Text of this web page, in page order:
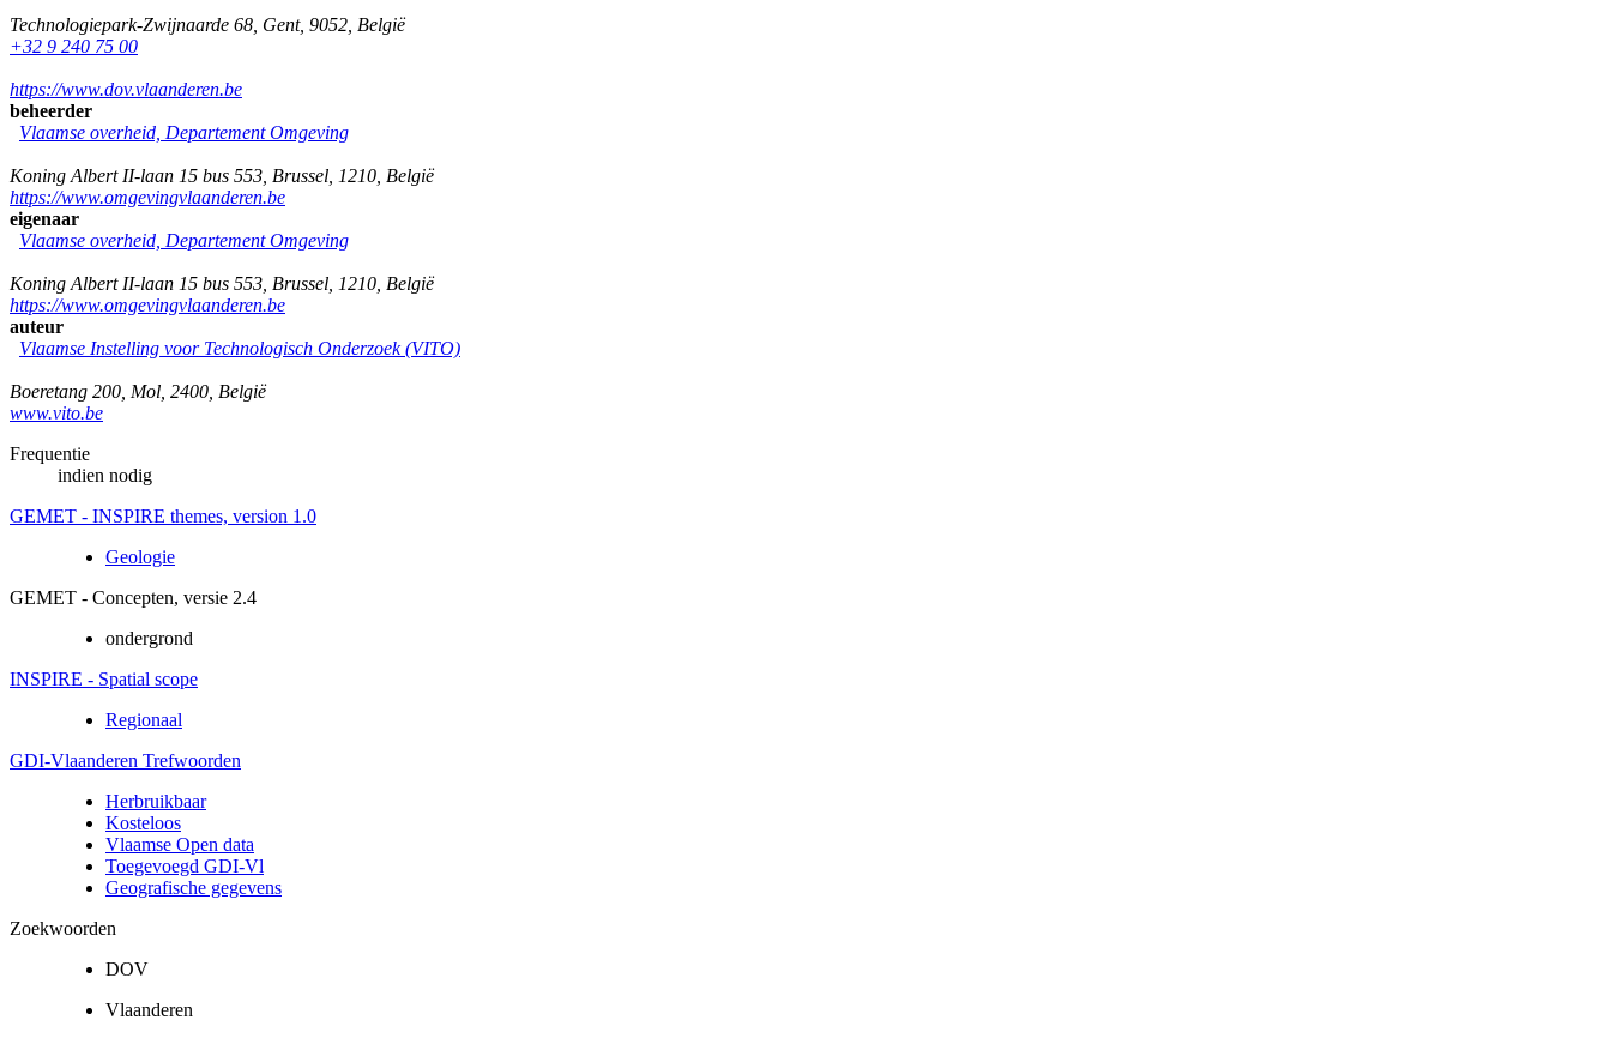
Technologiepark-Zwijnaarde 68 Gent, 9052 België
+32 9 240 75 00
https://www.dov.vlaanderen.be
beheerder
Vlaamse overheid, Departement Omgeving
Koning Albert II-laan 15 bus 553 Brussel 1210 België
https://www.omgevingvlaanderen.be
eigenaar
Vlaamse overheid, Departement Omgeving
Koning Albert II-laan 15 bus 553 Brussel 1210 België
https://www.omgevingvlaanderen.be
auteur
Vlaamse Instelling voor Technologisch Onderzoek (VITO)
Boeretang 200 Mol 2400 België
www.vito.be
Frequentie
indien nodig
GEMET - INSPIRE themes, version 1.0
Geologie
GEMET - Concepten, versie 2.4
ondergrond
INSPIRE - Spatial scope
Regionaal
GDI-Vlaanderen Trefwoorden
Herbruikbaar
Kosteloos
Vlaamse Open data
Toegevoegd GDI-Vl
Geografische gegevens
Zoekwoorden
DOV
Vlaanderen